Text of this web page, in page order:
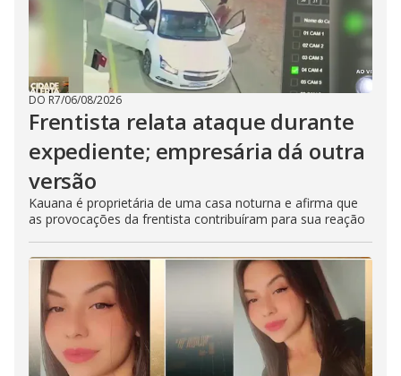
DO R7/06/08/2026
Frentista relata ataque durante
expediente; empresária dá outra
versão
Kauana é proprietária de uma casa noturna e afirma que
as provocações da frentista contribuíram para sua reação